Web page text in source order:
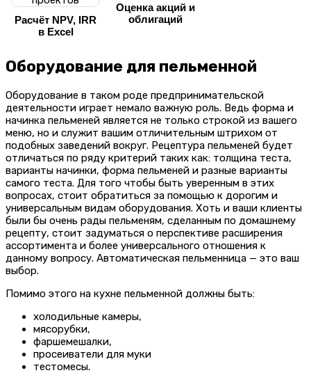
Расчёт NPV, IRR
в Excel
Оценка акций и
облигаций
Оборудование для пельменной
Оборудование в таком роде предпринимательской
деятельности играет немало важную роль. Ведь форма и
начинка пельменей является не только строкой из вашего
меню, но и служит вашим отличительным штрихом от
подобных заведений вокруг. Рецептура пельменей будет
отличаться по ряду критерий таких как: толщина теста,
варианты начинки, форма пельменей и разные варианты
самого теста. Для того чтобы быть уверенным в этих
вопросах, стоит обратиться за помощью к дорогим и
универсальным видам оборудования. Хоть и ваши клиенты
были бы очень рады пельменям, сделанным по домашнему
рецепту, стоит задуматься о перспективе расширения
ассортимента и более универсального отношения к
данному вопросу. Автоматическая пельменница — это ваш
выбор.
Помимо этого на кухне пельменной должны быть:
холодильные камеры,
мясорубки,
фаршемешалки,
просеиватели для муки
тестомесы.